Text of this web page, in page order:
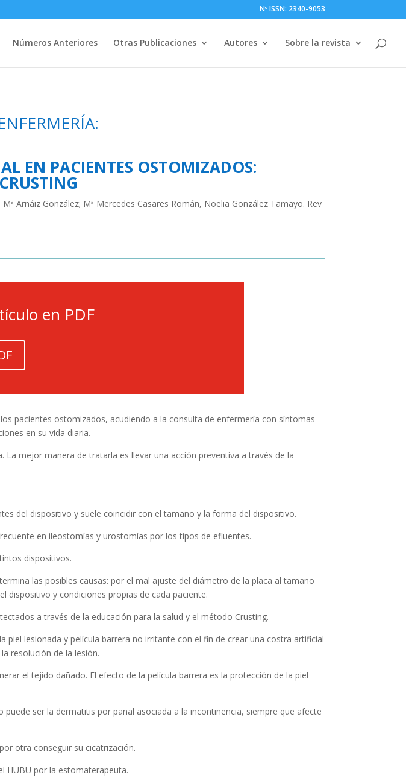
Nº ISSN: 2340-9053
Números Anteriores Otras Publicaciones Autores Sobre la revista
EN PACIENTES OSTOMIZADOS:
Arnáiz González; Mª Mercedes Casares Román, Noelia González Tamayo. Rev
en PDF
pacientes ostomizados, acudiendo a la consulta de enfermería con síntomas
en su vida diaria.
mejor manera de tratarla es llevar una acción preventiva a través de la
del dispositivo y suele coincidir con el tamaño y la forma del dispositivo.
en ileostomías y urostomías por los tipos de efluentes.
dispositivos.
las posibles causas: por el mal ajuste del diámetro de la placa al tamaño
dispositivo y condiciones propias de cada paciente.
a través de la educación para la salud y el método Crusting.
lesionada y película barrera no irritante con el fin de crear una costra artificial
resolución de la lesión.
el tejido dañado. El efecto de la película barrera es la protección de la piel
ser la dermatitis por pañal asociada a la incontinencia, siempre que afecte
otra conseguir su cicatrización.
HUBU por la estomaterapeuta.